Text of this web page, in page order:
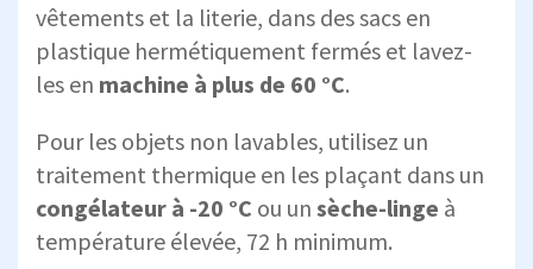
vêtements et la literie, dans des sacs en
plastique hermétiquement fermés et lavez-
les en machine à plus de 60 °C.
Pour les objets non lavables, utilisez un
traitement thermique en les plaçant dans un
congélateur à -20 °C ou un sèche-linge à
température élevée, 72 h minimum.